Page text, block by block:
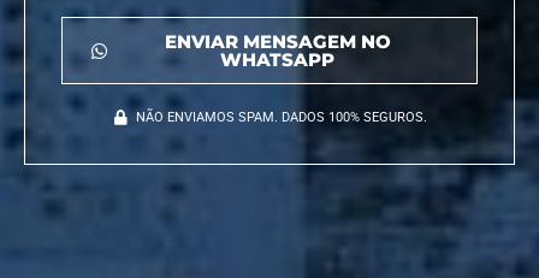
ENVIAR MENSAGEM NO
WHATSAPP
NÃO ENVIAMOS SPAM. DADOS 100% SEGUROS.